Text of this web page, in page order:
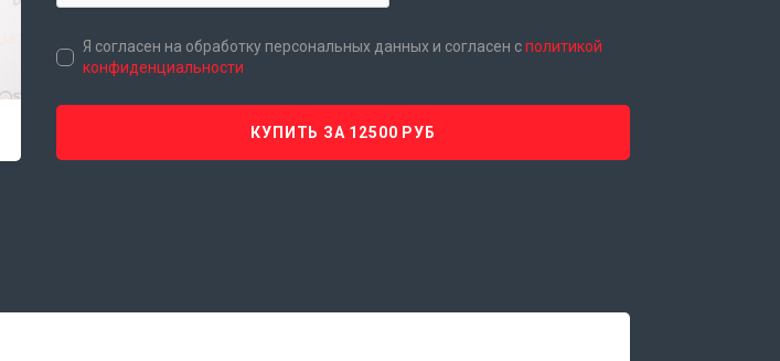
Я согласен на обработку персональных данных и согласен сполитикой
конфиденциальности
КУПИТЬ ЗА 12500 РУБ